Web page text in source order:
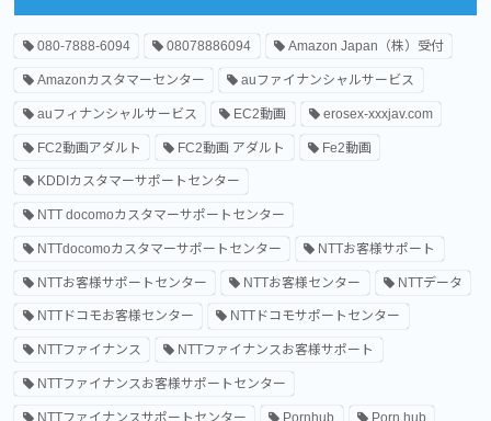
080-7888-6094 08078886094 Amazon Japan（株）受付
Amazonカスタマーセンター auファイナンシャルサービス
auフィナンシャルサービス EC2動画 erosex-xxxjav.com
FC2動画アダルト FC2動画 アダルト Fe2動画
KDDIカスタマーサポートセンター
NTT docomoカスタマーサポートセンター
NTTdocomoカスタマーサポートセンター NTTお客様サポート
NTTお客様サポートセンター NTTお客様センター NTTデータ
NTTドコモお客様センター NTTドコモサポートセンター
NTTファイナンス NTTファイナンスお客様サポート
NTTファイナンスお客様サポートセンター
NTTファイナンスサポートセンター Pornhub Porn hub